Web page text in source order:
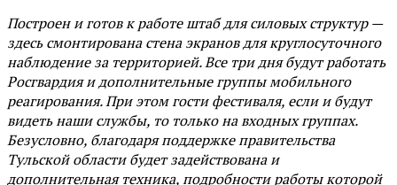
Построен и готов к работе штаб для силовых структур —
здесь смонтирована стена экранов для круглосуточного
наблюдение за территорией. Все три дня будут работать
Росгвардия и дополнительные группы мобильного
реагирования. При этом гости фестиваля, если и будут
видеть наши службы, то только на входных группах.
Безусловно, благодаря поддержке правительства
Тульской области будет задействована и
дополнительная техника, подробности работы которой